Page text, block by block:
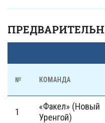
№ КОМАНДА
1
«Факел» (Новый
Уренгой)